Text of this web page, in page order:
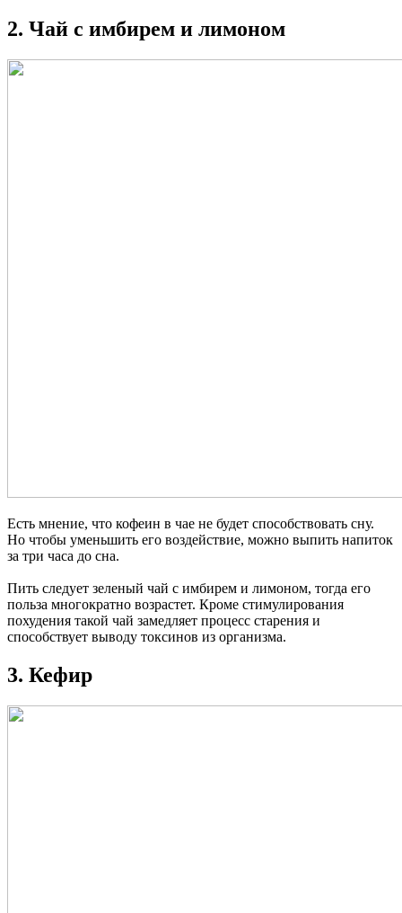
2. Чай с имбирем и лимоном
Есть мнение, что кофеин в чае не будет способствовать сну.
Но чтобы уменьшить его воздействие, можно выпить напиток
за три часа до сна.
Пить следует зеленый чай с имбирем и лимоном, тогда его
польза многократно возрастет. Кроме стимулирования
похудения такой чай замедляет процесс старения и
способствует выводу токсинов из организма.
3. Кефир